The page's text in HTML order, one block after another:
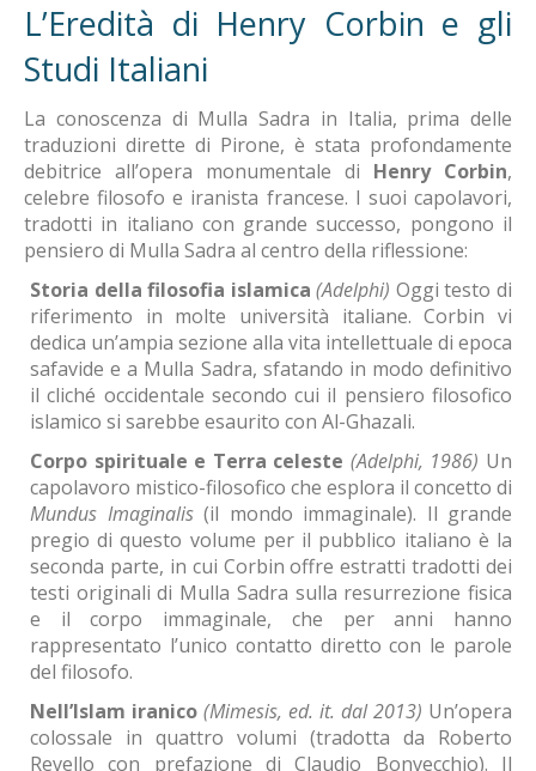
L’Eredità di Henry Corbin e gli
Studi Italiani
La conoscenza di Mulla Sadra in Italia, prima delle
traduzioni dirette di Pirone, è stata profondamente
debitrice all’opera monumentale di Henry Corbin,
celebre filosofo e iranista francese. I suoi capolavori,
tradotti in italiano con grande successo, pongono il
pensiero di Mulla Sadra al centro della riflessione:
Storia della filosofia islamica (Adelphi) Oggi testo di
riferimento in molte università italiane. Corbin vi
dedica un’ampia sezione alla vita intellettuale di epoca
safavide e a Mulla Sadra, sfatando in modo definitivo
il cliché occidentale secondo cui il pensiero filosofico
islamico si sarebbe esaurito con Al-Ghazali.
Corpo spirituale e Terra celeste (Adelphi, 1986) Un
capolavoro mistico-filosofico che esplora il concetto di
Mundus Imaginalis(il mondo immaginale). Il grande
pregio di questo volume per il pubblico italiano è la
seconda parte, in cui Corbin offre estratti tradotti dei
testi originali di Mulla Sadra sulla resurrezione fisica
e il corpo immaginale, che per anni hanno
rappresentato l’unico contatto diretto con le parole
del filosofo.
Nell’Islam iranico (Mimesis, ed. it. dal 2013) Un’opera
colossale in quattro volumi (tradotta da Roberto
Revello con prefazione di Claudio Bonvecchio). Il